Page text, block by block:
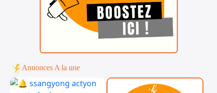
Annonces A la une